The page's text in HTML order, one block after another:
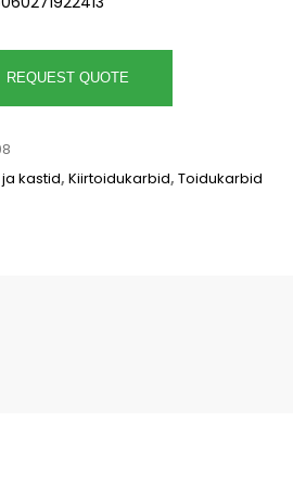
REQUEST QUOTE
kastid, Kiirtoidukarbid, Toidukarbid